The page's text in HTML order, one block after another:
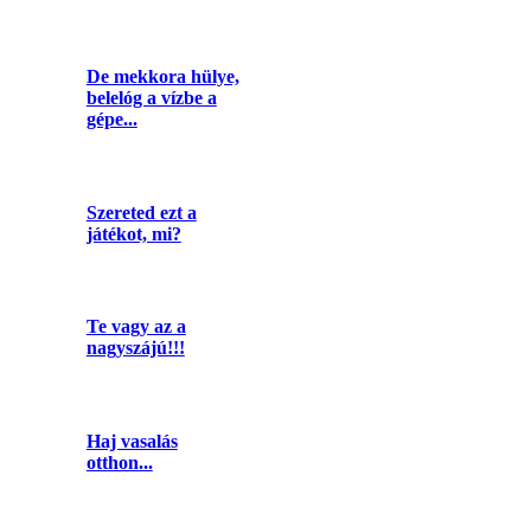
De mekkora hülye,
belelóg a vízbe a
gépe...
Szereted ezt a
játékot, mi?
Te vagy az a
nagyszájú!!!
Haj vasalás
otthon...